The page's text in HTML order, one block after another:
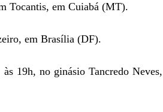
Tocantis, em Cuiabá (MT).
em Brasília (DF).
19h, no ginásio Tancredo Neves,